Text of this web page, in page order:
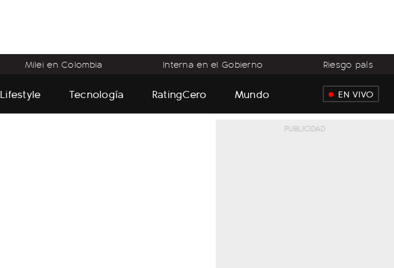
Milei en Colombia Interna en el Gobierno Riesgo país
Lifestyle Tecnología RatingCero Mundo EN VIVO